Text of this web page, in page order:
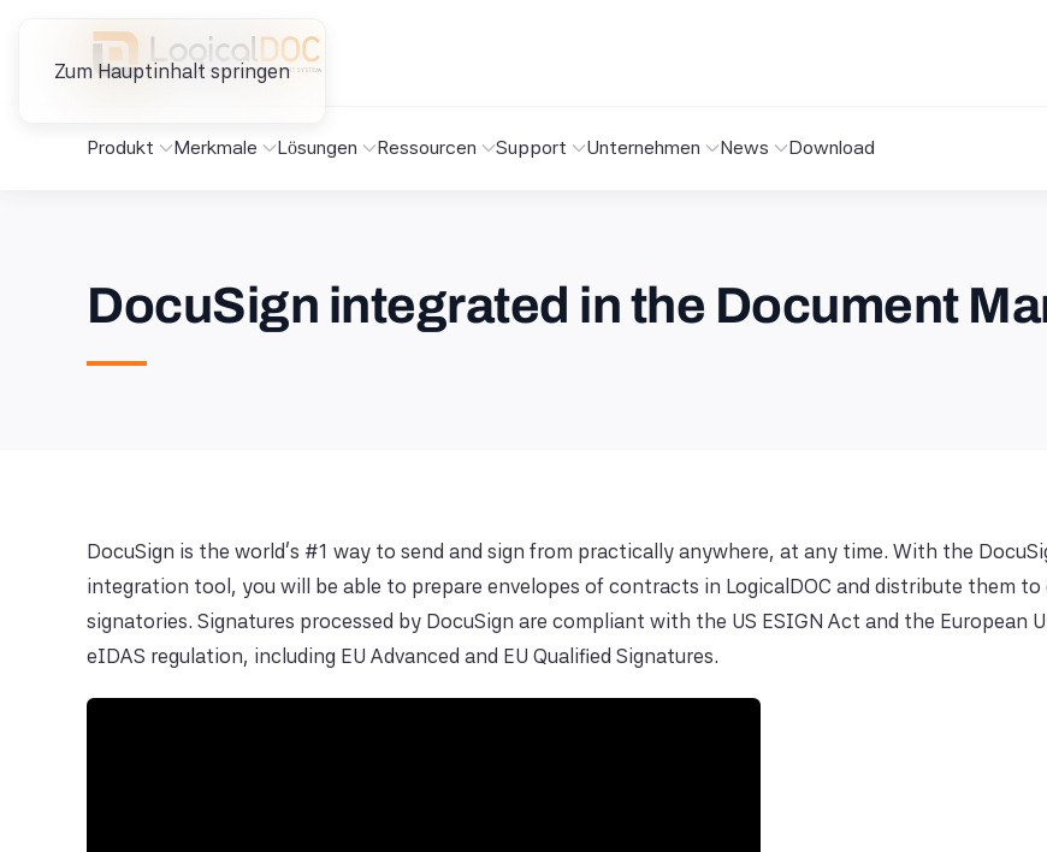
Zum Hauptinhalt springen
Produkt Merkmale Lösungen Ressourcen Support Unternehmen News Download
DocuSign integrated in the Document
DocuSign is the world’s #1 way to send and sign from practically anywhere, at any time. With the
integration tool, you will be able to prepare envelopes of contracts in LogicalDOC and distribute them to
signatories. Signatures processed by DocuSign are compliant with the US ESIGN Act and the European
eIDAS regulation, including EU Advanced and EU Qualified Signatures.